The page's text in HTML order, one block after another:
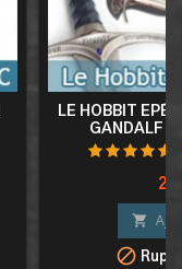
LE HOBBIT
GANDALF

